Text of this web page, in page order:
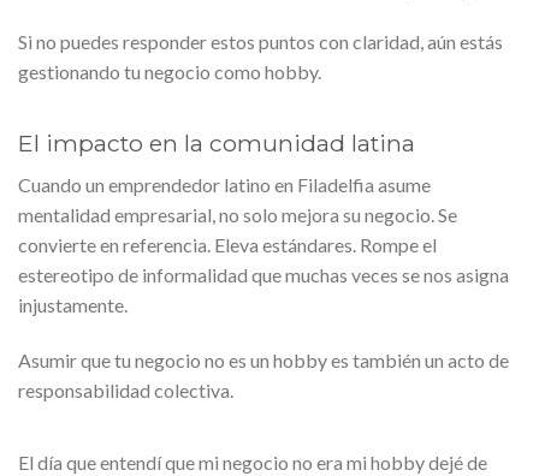
Si no puedes responder estos puntos con claridad, aún estás
gestionando tu negocio como hobby.
El impacto en la comunidad latina
Cuando un emprendedor latino en Filadelfia asume
mentalidad empresarial, no solo mejora su negocio. Se
convierte en referencia. Eleva estándares. Rompe el
estereotipo de informalidad que muchas veces se nos asigna
injustamente.
Asumir que tu negocio no es un hobby es también un acto de
responsabilidad colectiva.
El día que entendí que mi negocio no era mi hobby dejé de